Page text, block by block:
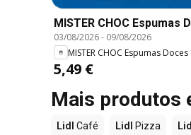
MISTER CHOC
03/08/2026- 09/08/2026
MISTER CHOC Espumas
5,49 €
Mais produtos
Lidl Café Lidl Pizza Lidl